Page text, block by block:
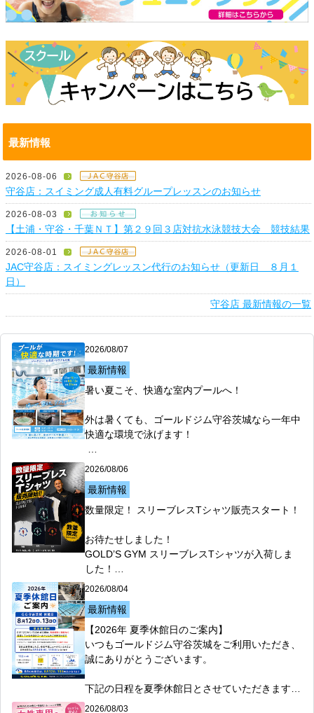
最新情報
2026-08-06
守谷店：スイミング成人有料グループレッスンのお知らせ
2026-08-03
【土浦・守谷・千葉ＮＴ】第２９回３店対抗水泳競技大会 競技結果
2026-08-01
JAC守谷店：スイミングレッスン代行のお知らせ（更新日 ８月１
日）
守谷店 最新情報の一覧
2026/08/07
最新情報
暑い夏こそ、快適な室内プールへ！
外は暑くても、ゴールドジム守谷茨城なら一年中
快適な環境で泳げます！
□25m×12コースの広々プール
□水温約31℃で快適
□ジャグジー・お風呂・サウナ完備
ん、
泳いだ後はジャグジーやサウナでリフレッシュ！
【 選べる体験実施中！】
□ 1日体験　500円（税込）
□ 1週間体験　1,000円（税込）
【プール利用時間】
□平日　10:00～22:15
□土曜日　10:00～21:30
□日曜・祝日　10:00～19:30
2026/08/06
最新情報
数量限定！ スリーブレスTシャツ販売スタート！
お待たせしました！
GOLD’S GYM スリーブレスTシャツが入荷しま
した！
トレーニング中の動きやすさはもちろん、綿10
0％で着心地も抜群！
ジムでのワークアウトはもちろん、普段着として
もおすすめです！
数量限定販売のため、なくなり次第終了となりま
す。
2026/08/04
最新情報
【2026年 夏季休館日のご案内】
いつもゴールドジム守谷茨城をご利用いただき、
誠にありがとうございます。
下記の日程を夏季休館日とさせていただきます。
【休館日】
2026/08/03